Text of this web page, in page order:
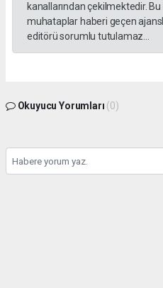
kanallarından çekilmektedir.
muhataplar haberi geçen
editörü sorumlu tutulamaz...
Okuyucu Yorumları (0)